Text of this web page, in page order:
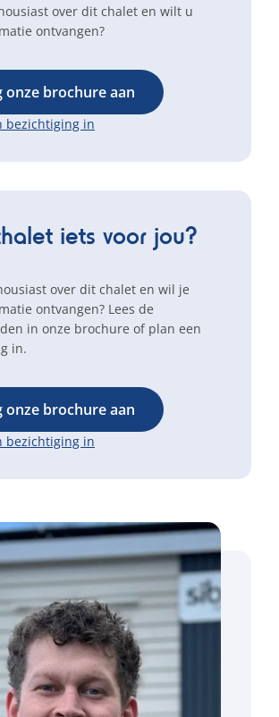
over dit chalet en wilt u
ontvangen?
onze brochure aan
bezichtiging in
iets voor jou?
over dit chalet en wil je
ontvangen? Lees de
in onze brochure of plan een
in.
onze brochure aan
bezichtiging in